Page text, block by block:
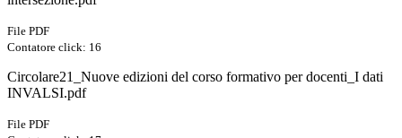
File PDF
Contatore click: 16
Circolare21_Nuove edizioni del corso formativo per docenti_I dati
INVALSI.pdf
File PDF